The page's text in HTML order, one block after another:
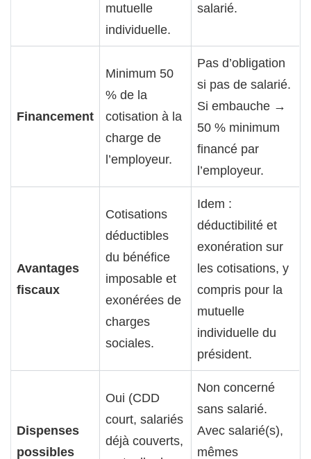
mutuelle
individuelle.
salarié.
Financement
Minimum 50
% de la
cotisation à la
charge de
l’employeur.
Pas d’obligation
si pas de salarié.
Si embauche →
50 % minimum
financé par
l’employeur.
Avantages
fiscaux
Cotisations
déductibles
du bénéfice
imposable et
exonérées de
charges
sociales.
Idem :
déductibilité et
exonération sur
les cotisations, y
compris pour la
mutuelle
individuelle du
président.
Dispenses
possibles
Oui (CDD
court, salariés
déjà couverts,
Non concerné
sans salarié.
Avec salarié(s),
mêmes